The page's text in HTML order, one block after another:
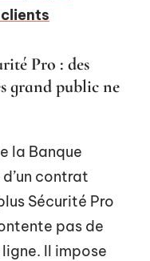
Pro : des
grand public ne
la Banque
contrat
Sécurité Pro
pas de
Il impose